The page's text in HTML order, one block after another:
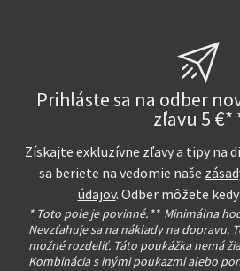
Prihláste sa na odber
zľavu 5 €*
Získajte exkluzívne zľavy a tipy na
sa beriete na vedomie naše
údajov. Odber môžete
* Toto pole je povinné. ** Minimálna
Nevzťahuje sa na náklady na dopravu.
možné rozdeliť. Táto poukážka nemá
Kombinácia s inými poukazmi alebo